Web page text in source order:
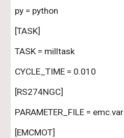
py = python
[TASK]
TASK = milltask
CYCLE_TIME = 0.010
[RS274NGC]
PARAMETER_FILE = emc.var
[EMCMOT]